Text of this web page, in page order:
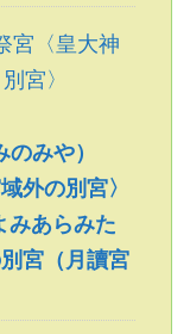
宮〈皇大神
宮〉
みや）
外の別宮〉
あらみた
宮（月讀宮